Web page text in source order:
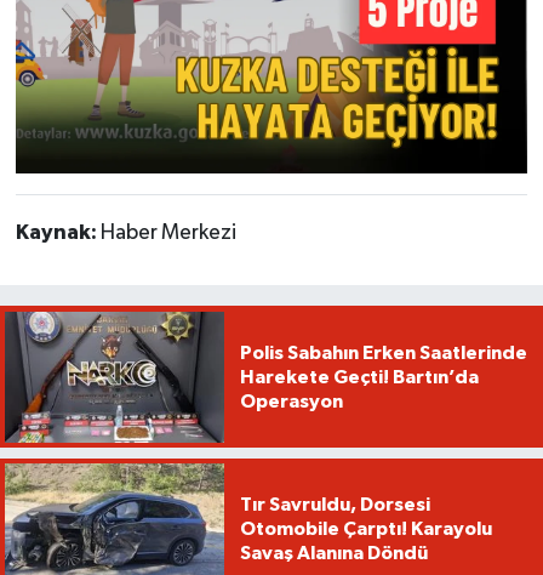
Kaynak: Haber Merkezi
Polis Sabahın Erken Saatlerinde
Harekete Geçti! Bartın’da
Operasyon
Tır Savruldu, Dorsesi
Otomobile Çarptı! Karayolu
Savaş Alanına Döndü